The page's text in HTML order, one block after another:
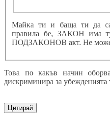
Майка ти и баща ти да са
правила бе, ЗАКОН има
ПОДЗАКОНОВ акт. Не може
Това по какъв начин
дискриминира за убежденията
Цитирай